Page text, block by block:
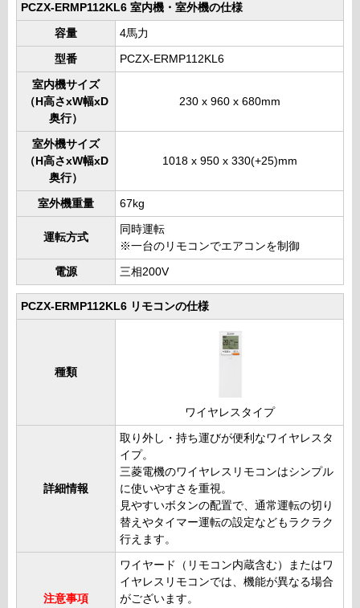
PCZX-ERMP112KL6 室内機・室外機の仕様
容量 4馬力
型番 PCZX-ERMP112KL6
室内機サイズ
（H高さxW幅xD
奥行）
230 x 960 x 680mm
室外機サイズ
（H高さxW幅xD
奥行）
1018 x 950 x 330(+25)mm
室外機重量 67kg
運転方式
同時運転
※一台のリモコンでエアコンを制御
電源 三相200V
PCZX-ERMP112KL6 リモコンの仕様
種類
ワイヤレスタイプ
詳細情報
取り外し・持ち運びが便利なワイヤレスタ
イプ。
三菱電機のワイヤレスリモコンはシンプル
に使いやすさを重視。
見やすいボタンの配置で、通常運転の切り
替えやタイマー運転の設定などもラクラク
行えます。
注意事項
ワイヤード（リモコン内蔵含む）またはワ
イヤレスリモコンでは、機能が異なる場合
がございます。